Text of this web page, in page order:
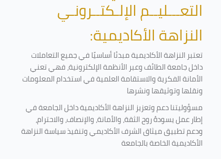
التعـــليــم الإلـكتــرونـي
النزاهة الأكاديمية:
تعتبر النزاهة الأكاديمية مبدئا أساسيًا في جميع التعاملات
داخل جامعة الطائف وعبر الأنظمة الإلكترونية، فهي تعني
الأمانة الفكرية والاستقامة العلمية في استخدام المعلومات
ونقلها وتوثيقها ونشرها
مسؤوليتنا دعم وتعزيز النزاهة الأكاديمية داخل الجامعة في
إطار عمل يسودهُ روح الثقة، والأمانة، والإنصاف، والاحترام،
ودعم تطبيق ميثاق الشرف الأكاديمي وتنفيذ سياسة النزاهة
الأكاديمية الخاصة بالجامعة